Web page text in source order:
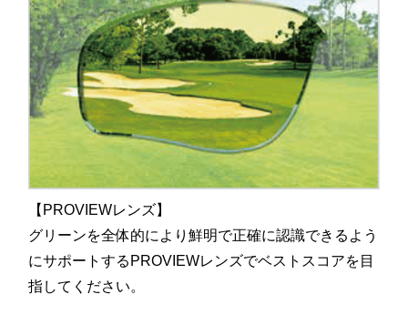
【PROVIEWレンズ】
グリーンを全体的により鮮明で正確に認識できるよう
にサポートするPROVIEWレンズでベストスコアを目
指してください。